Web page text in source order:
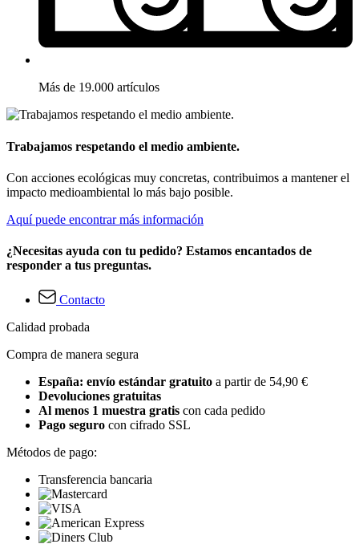
Más de 19.000 artículos
Trabajamos respetando el medio ambiente.
Con acciones ecológicas muy concretas, contribuimos a mantener el
impacto medioambiental lo más bajo posible.
Aquí puede encontrar más información
¿Necesitas ayuda con tu pedido? Estamos encantados de
responder a tus preguntas.
Contacto
Calidad probada
Compra de manera segura
España: envío estándar gratuito a partir de 54,90 €
Devoluciones gratuitas
Al menos 1 muestra gratis con cada pedido
Pago seguro con cifrado SSL
Métodos de pago:
Transferencia bancaria